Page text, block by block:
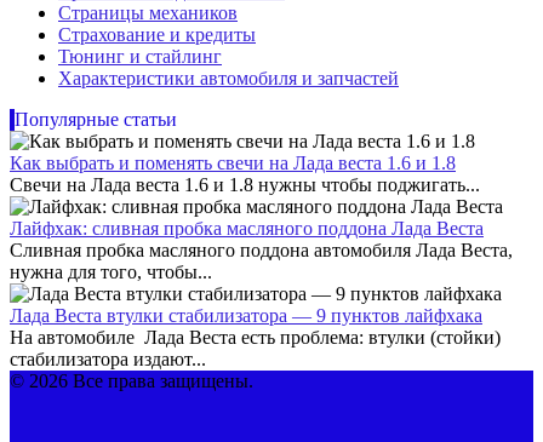
Страницы механиков
Страхование и кредиты
Тюнинг и стайлинг
Характеристики автомобиля и запчастей
Популярные статьи
Как выбрать и поменять свечи на Лада веста 1.6 и 1.8
Свечи на Лада веста 1.6 и 1.8 нужны чтобы поджигать...
Лайфхак: сливная пробка масляного поддона Лада Веста
Сливная пробка масляного поддона автомобиля Лада Веста,
нужна для того, чтобы...
Лада Веста втулки стабилизатора — 9 пунктов лайфхака
На автомобиле Лада Веста есть проблема: втулки (стойки)
стабилизатора издают...
© 2026 Все права защищены.